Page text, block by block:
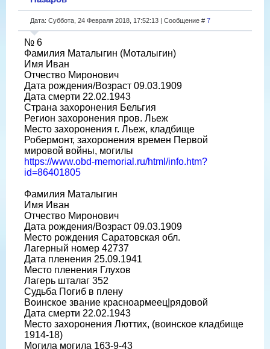
Дата: Суббота, 24 Февраля 2018, 17:52:13 | Сообщение # 7
№ 6
Фамилия Маталыгин (Моталыгин)
Имя Иван
Отчество Миронович
Дата рождения/Возраст 09.03.1909
Дата смерти 22.02.1943
Страна захоронения Бельгия
Регион захоронения пров. Льеж
Место захоронения г. Льеж, кладбище
Робермонт, захоронения времен Первой
мировой войны, могилы
https://www.obd-memorial.ru/html/info.htm?
id=86401805
Фамилия Маталыгин
Имя Иван
Отчество Миронович
Дата рождения/Возраст 09.03.1909
Место рождения Саратовская обл.
Лагерный номер 42737
Дата пленения 25.09.1941
Место пленения Глухов
Лагерь шталаг 352
Судьба Погиб в плену
Воинское звание красноармеец|рядовой
Дата смерти 22.02.1943
Место захоронения Люттих, (воинское кладбище
1914-18)
Могила могила 163-9-43